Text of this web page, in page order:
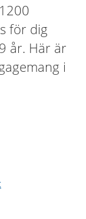
för dig
år. Här är
i